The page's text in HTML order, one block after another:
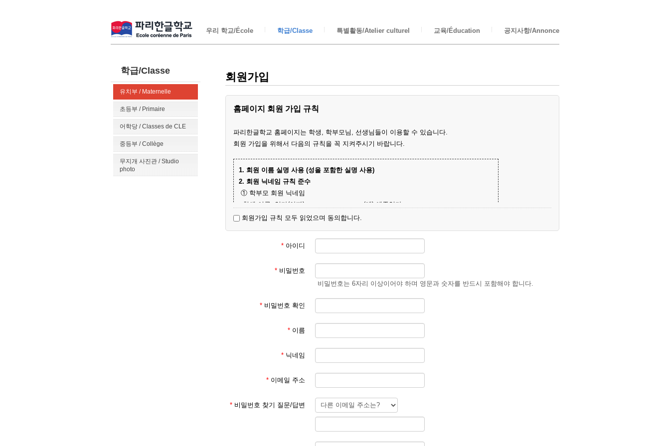
우리 학교/École 학급/Classe 특별활동/Atelier culturel 교육/Éducation 공지사항/Annonce
학급/Classe
유치부 / Maternelle
초등부 / Primaire
어학당 / Classes de CLE
중등부 / Collège
무지개 사진관 / Studio
photo
회원가입
홈페이지 회원 가입 규칙
파리한글학교 홈페이지는 학생, 학부모님, 선생님들이 이용할 수 있습니다.
회원 가입을 위해서 다음의 규칙을 꼭 지켜주시기 바랍니다.
1. 회원 이름 실명 사용 (성을 포함한 실명 사용)
2. 회원 닉네임 규칙 준수
① 학부모 회원 닉네임
- 학생 이름+엄마(아빠)
(예) 예준엄마
- 닉네임 중복 시 학생 성과 이름+엄마
(예) 김예준
3. 회원 이메일은 입학원서에 기재된 이메일 주소 사용
회원 가입 후 회원 승인에 평균 1일이 소요됩니다.
회원 가입 규칙을 지키지 않은 경우 회원 승인이 되지 않습니다.
한글학교 회원이 아닌 분들이 특정한 사유로 홈페이지를 이용하기를 희망하는 경우 학교 대표 이메일로 요청해
주시기 바랍니다.
본교 홈페이지를 이용해 주셔서 감사합니다.
파리한글학교 홈페이지 관리자
회원가입 규칙 모두 읽었으며 동의합니다.
* 아이디
* 비밀번호
비밀번호는 6자리 이상이어야 하며 영문과 숫자를 반드시 포함해야 합니다.
* 비밀번호 확인
* 이름
* 닉네임
* 이메일 주소
* 비밀번호 찾기 질문/답변